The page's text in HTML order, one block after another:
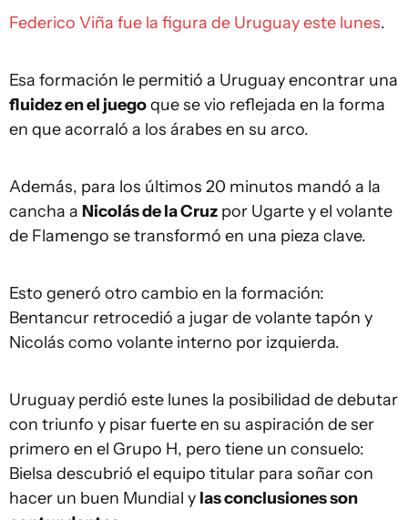
Federico Viña fue la figura de Uruguay este lunes.
Esa formación le permitió a Uruguay encontrar una
fluidez en el juegoque se vio reflejada en la forma
en que acorraló a los árabes en su arco.
Además, para los últimos 20 minutos mandó a la
cancha a Nicolás de la Cruz por Ugarte y el volante
de Flamengo se transformó en una pieza clave.
Esto generó otro cambio en la formación:
Bentancur retrocedió a jugar de volante tapón y
Nicolás como volante interno por izquierda.
Uruguay perdió este lunes la posibilidad de debutar
con triunfo y pisar fuerte en su aspiración de ser
primero en el Grupo H, pero tiene un consuelo:
Bielsa descubrió el equipo titular para soñar con
hacer un buen Mundial y las conclusiones son